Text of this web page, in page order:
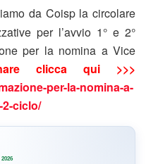
da Coisp la circolare
per l’avvio 1° e 2°
per la nomina a Vice
clicca qui >>>
per-la-nomina-a-
ciclo/